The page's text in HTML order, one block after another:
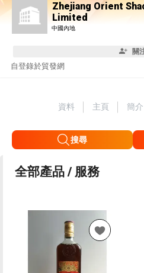
Zhejiang Orient
Limited
中國內地
關
自登錄於貿發網
資料 主頁 簡介
搜尋
全部產品 / 服務